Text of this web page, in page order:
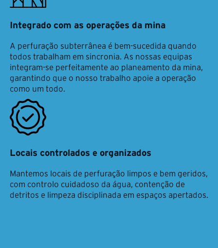
Integrado com as operações da mina
A perfuração subterrânea é bem-sucedida quando
todos trabalham em sincronia. As nossas equipas
integram-se perfeitamente ao planeamento da mina,
garantindo que o nosso trabalho apoie a operação
como um todo.
Locais controlados e organizados
Mantemos locais de perfuração limpos e bem geridos,
com controlo cuidadoso da água, contenção de
detritos e limpeza disciplinada em espaços apertados.